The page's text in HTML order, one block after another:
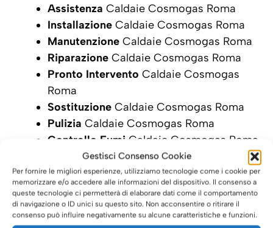
Gestisci Consenso Cookie
Per fornire le migliori esperienze, utilizziamo tecnologie come i cookie per
memorizzare e/o accedere alle informazioni del dispositivo. Il consenso a
queste tecnologie ci permetterà di elaborare dati come il comportamento
di navigazione o ID unici su questo sito. Non acconsentire o ritirare il
consenso può influire negativamente su alcune caratteristiche e funzioni.
Assistenza Caldaie Cosmogas Roma
Installazione Caldaie Cosmogas Roma
Manutenzione Caldaie Cosmogas Roma
Riparazione Caldaie Cosmogas Roma
Pronto Intervento Caldaie Cosmogas
Roma
Sostituzione Caldaie Cosmogas Roma
Pulizia Caldaie Cosmogas Roma
Controllo Fumi Caldaie Cosmogas Roma
Bollino BluCaldaie Cosmogas Roma
Vendita CaldaieCosmogas Roma
Vendita CaldaieEdilkamin Roma
SCRIVI ORA LA TUA RICHIESTA DI